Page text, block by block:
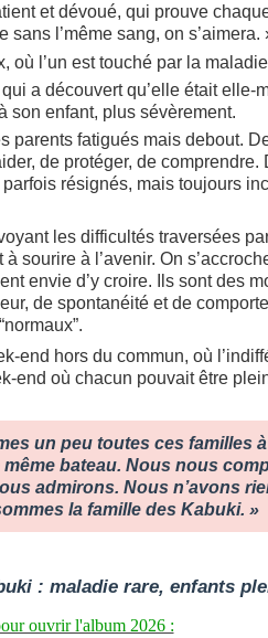
et dévoué, qui prouve
sans l’même sang, on s’aimera.
où l’un est touché par la
a découvert qu’elle était elle-
son enfant, plus sévèrement.
parents fatigués mais debout.
de protéger, de
résignés, mais toujours
les difficultés traversées
sourire à l’avenir. On
envie d’y croire. Ils sont des
de spontanéité et de
end hors du commun, où
end où chacun pouvait être
un peu toutes ces familles
bateau. Nous nous
admirons. Nous n’avons
la famille des Kabuki. »
: maladie rare, enfants
ouvrir l'album 2026 :